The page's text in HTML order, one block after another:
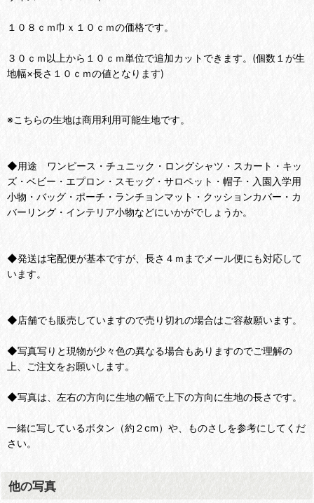
１０８ｃｍ巾ｘ１０ｃｍの価格です。
３０ｃｍ以上から１０ｃｍ単位で追加カットできます。(個数１が生
地幅×長さ１０ｃｍの値となります)
※こちらの生地は商用利用可能生地です。
◆用途 ワンピース・チュニック・ロングシャツ・スカート・キッ
ズ・ベビー・エプロン・スモッグ・サロペット・帽子・入園入学用
小物・バッグ・ポーチ・ランチョンマット・クッションカバー・カ
バーリング・インテリア小物などにいかがでしょうか。
◆発送は宅配便が基本ですが、長さ４ｍまでメール便にも対応して
います。
◆店舗でも販売していますので売り切れの場合はご容赦願います。
◆写真写りと現物が少々色の異なる場合もありますのでご理解の
上、ご注文をお願いします。
◆写真は、左右の方向に生地の幅で上下の方向に生地の長さです。
一緒に写しているボタン（約２cm）や、ものさしを参考にしてくだ
さい。
他の写真